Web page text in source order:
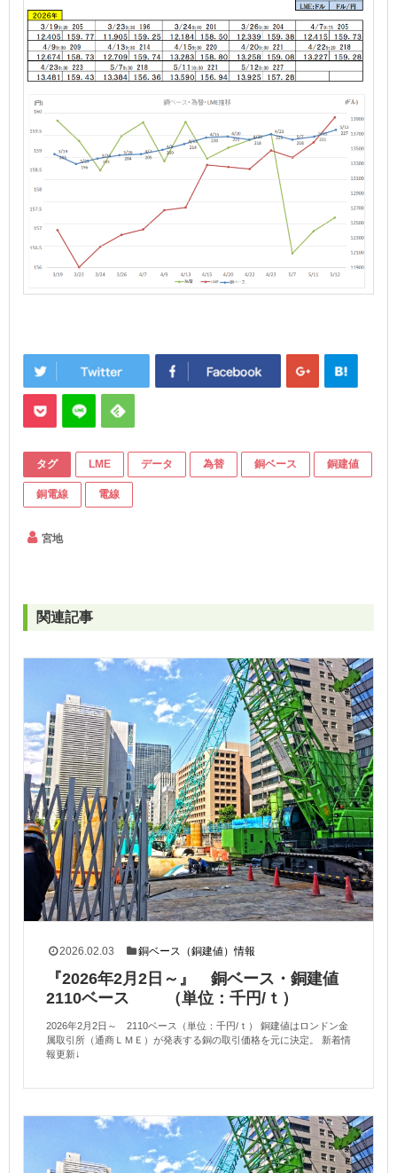
タグ LME データ 為替 銅ベース 銅建値
銅電線 電線
宮地
関連記事
2026.02.03 銅ベース（銅建値）情報
『2026年2月2日～』 銅ベース・銅建値
2110ベース （単位：千円/ｔ）
2026年2月2日～ 2110ベース（単位：千円/ｔ） 銅建値はロンドン金
属取引所（通商ＬＭＥ）が発表する銅の取引価格を元に決定。 新着情
報更新↓